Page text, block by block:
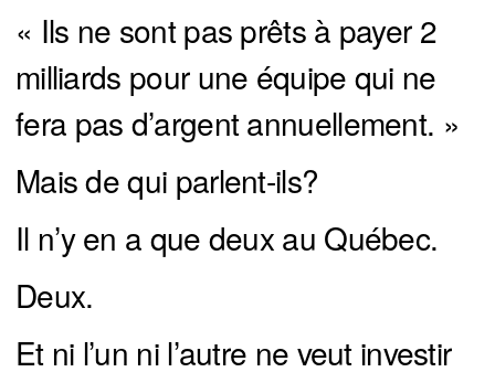
« Ils ne sont pas prêts à payer 2
milliards pour une équipe qui ne
fera pas d’argent annuellement. »
Mais de qui parlent-ils?
Il n’y en a que deux au Québec.
Deux.
Et ni l’un ni l’autre ne veut investir